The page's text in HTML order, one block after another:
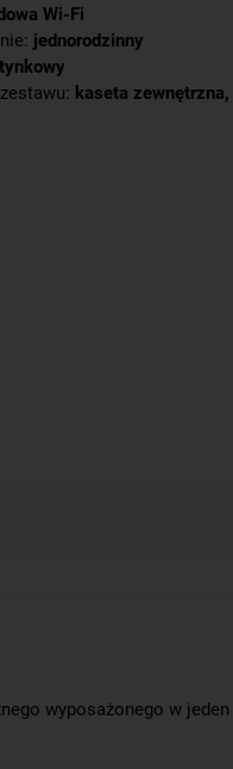
Wi-Fi
jednorodzinny
kaseta
wyposażonego w